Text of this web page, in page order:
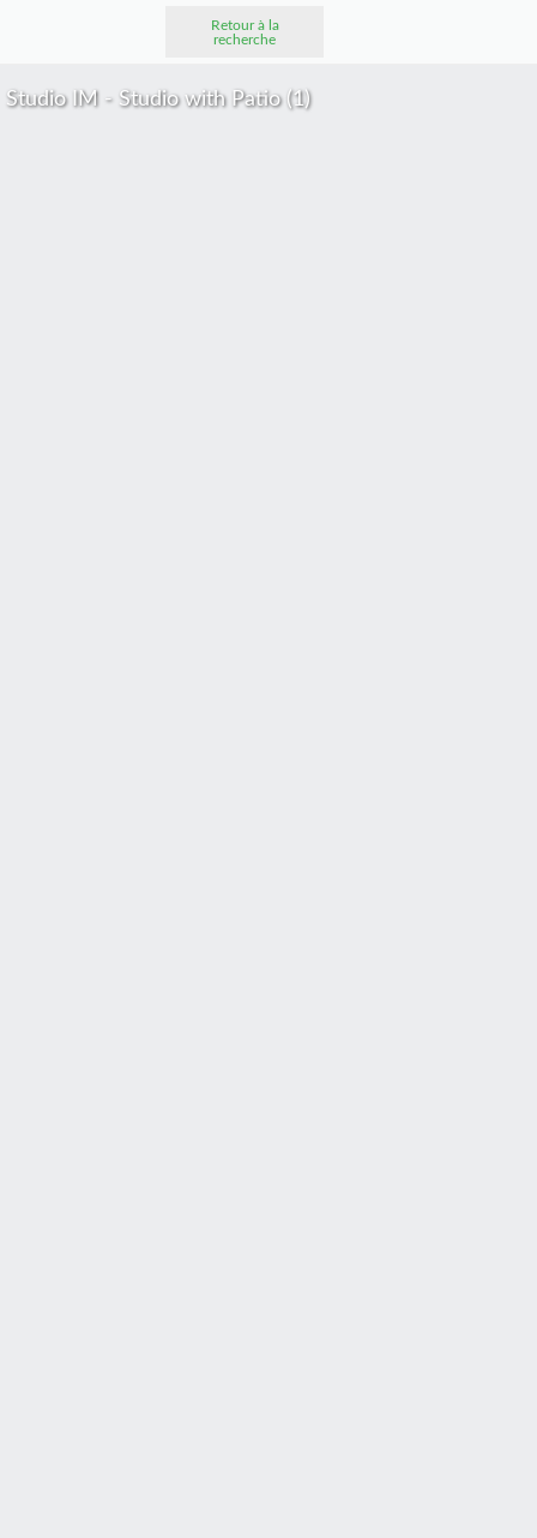
Retour à la
recherche
Studio IM - Studio with Patio (1)